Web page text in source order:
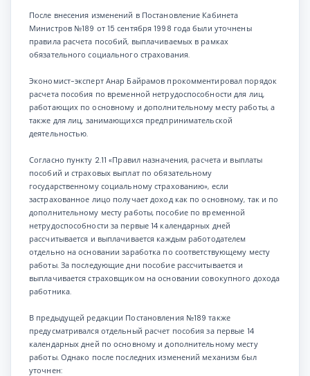
После внесения изменений в Постановление Кабинета
Министров №189 от 15 сентября 1998 года были уточнены
правила расчета пособий, выплачиваемых в рамках
обязательного социального страхования.
Экономист-эксперт Анар Байрамов прокомментировал порядок
расчета пособия по временной нетрудоспособности для лиц,
работающих по основному и дополнительному месту работы, а
также для лиц, занимающихся предпринимательской
деятельностью.
Согласно пункту 2.11 «Правил назначения, расчета и выплаты
пособий и страховых выплат по обязательному
государственному социальному страхованию», если
застрахованное лицо получает доход как по основному, так и по
дополнительному месту работы, пособие по временной
нетрудоспособности за первые 14 календарных дней
рассчитывается и выплачивается каждым работодателем
отдельно на основании заработка по соответствующему месту
работы. За последующие дни пособие рассчитывается и
выплачивается страховщиком на основании совокупного дохода
работника.
В предыдущей редакции Постановления №189 также
предусматривался отдельный расчет пособия за первые 14
календарных дней по основному и дополнительному месту
работы. Однако после последних изменений механизм был
уточнен: